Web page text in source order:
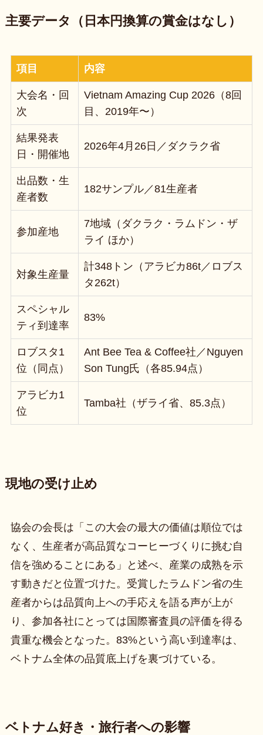
主要データ（日本円換算の賞金はなし）
項目 内容
大会名・回
次
Vietnam Amazing Cup 2026（8回
目、2019年〜）
結果発表
日・開催地
2026年4月26日／ダクラク省
出品数・生
産者数
182サンプル／81生産者
参加産地
7地域（ダクラク・ラムドン・ザ
ライ ほか）
対象生産量
計348トン（アラビカ86t／ロブス
タ262t）
スペシャル
ティ到達率
83%
ロブスタ1
位（同点）
Ant Bee Tea & Coffee社／Nguyen
Son Tung氏（各85.94点）
アラビカ1
位
Tamba社（ザライ省、85.3点）
現地の受け止め
協会の会長は「この大会の最大の価値は順位では
なく、生産者が高品質なコーヒーづくりに挑む自
信を強めることにある」と述べ、産業の成熟を示
す動きだと位置づけた。受賞したラムドン省の生
産者からは品質向上への手応えを語る声が上が
り、参加各社にとっては国際審査員の評価を得る
貴重な機会となった。83%という高い到達率は、
ベトナム全体の品質底上げを裏づけている。
ベトナム好き・旅行者への影響